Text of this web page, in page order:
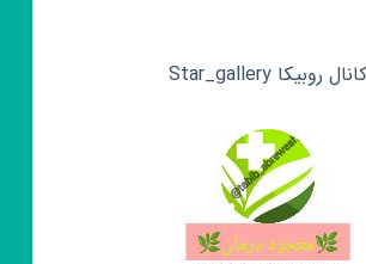
کانال روبیکا Star_gallery